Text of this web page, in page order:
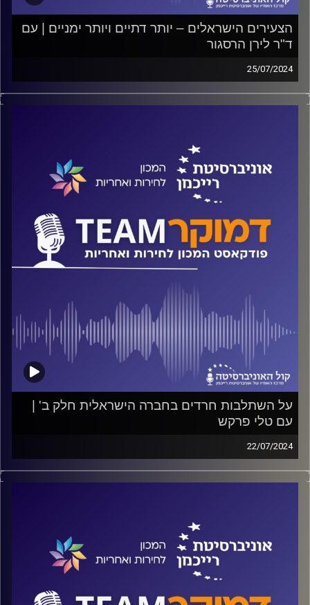
הצעירים הישראלים – יותר דתיים ויותר ימניים | עם
ד"ר לירן הרסגור
25/07/2024
פודקאסט המכון לחירות ואחריות באוניברסיטת רייכמן
מה השפעת הגיל על התפיסות הפוליטיות של הבוחרים? האם
ישוחח ד"ר חיים וייצמן עם ד"ר לירן הרסגור
קרדיט תמונות:המכון לחירות ואחריות
על השתלבות חרדים בחברה הישראלית חלק ב' |
עם טלי פרקש
22/07/2024
פודקאסט המכון לחירות ואחריות באוניברסיטת רייכמן
לחברה החרדית? על כל אלה ועוד ישוחח ד"ר חיים וייצמן עם
טלי פרקש